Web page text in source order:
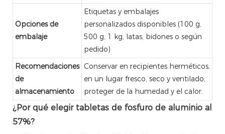
Opciones de
embalaje
Etiquetas y embalajes
personalizados disponibles (100 g,
500 g, 1 kg, latas, bidones o según
pedido)
Recomendaciones
de
almacenamiento
Conservar en recipientes herméticos,
en un lugar fresco, seco y ventilado;
proteger de la humedad y el calor.
¿Por qué elegir tabletas de fosfuro de aluminio al
57%?